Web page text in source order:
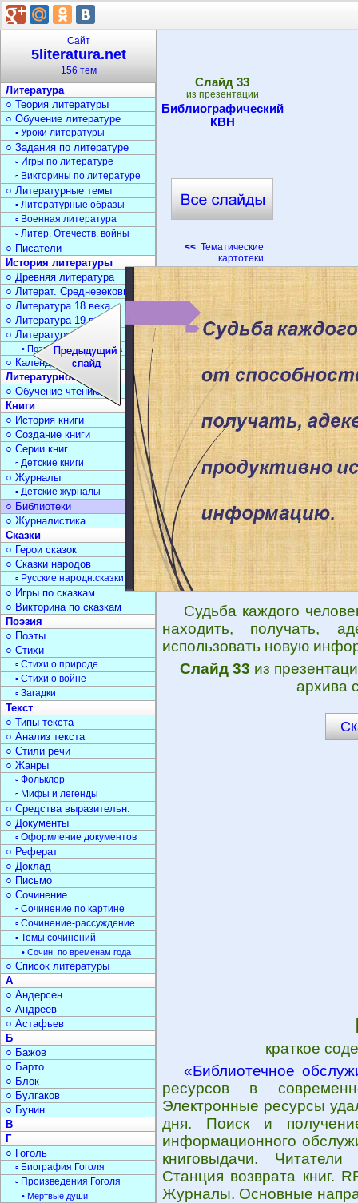
Cлайд 33
из презентации
Библиографический
КВН
<< Тематические
картотеки
Судьба каждого
находить, получать,
использовать новую
Слайд 33 из
архива
краткое
«Библиотечное
ресурсов в
Электронные ресурсы
дня. Поиск и
информационного
книговыдачи.
Станция возврата книг.
Журналы. Основные
Сайт
5literatura.net
156 тем
Литература
○ Теория литературы
○ Обучение литературе
▫ Уроки литературы
○ Задания по литературе
▫ Игры по литературе
▫ Викторины по литературе
○ Литературные темы
▫ Литературные образы
▫ Военная литература
▫ Литер. Отечеств. войны
○ Писатели
История литературы
○ Древняя литература
○ Литерат. Средневековья
○ Литература 18 века
○ Литература 19 века
○ Литература 20 века
• Поэзия Серебрян. века
○ Календарь дат
Литературное чтение
○ Обучение чтению
Книги
○ История книги
○ Создание книги
○ Серии книг
▫ Детские книги
○ Журналы
▫ Детские журналы
○ Библиотеки
○ Журналистика
Сказки
○ Герои сказок
○ Сказки народов
▫ Русские народн.сказки
○ Игры по сказкам
○ Викторина по сказкам
Поэзия
○ Поэты
○ Стихи
▫ Стихи о природе
▫ Стихи о войне
▫ Загадки
Текст
○ Типы текста
○ Анализ текста
○ Стили речи
○ Жанры
▫ Фольклор
▫ Мифы и легенды
○ Средства выразительн.
○ Документы
▫ Оформление документов
○ Реферат
○ Доклад
○ Письмо
○ Сочинение
▫ Сочинение по картине
▫ Сочинение-рассуждение
▫ Темы сочинений
• Сочин. по временам года
○ Список литературы
А
○ Андерсен
○ Андреев
○ Астафьев
Б
○ Бажов
○ Барто
○ Блок
○ Булгаков
○ Бунин
В
Г
○ Гоголь
▫ Биография Гоголя
▫ Произведения Гоголя
• Мёртвые души